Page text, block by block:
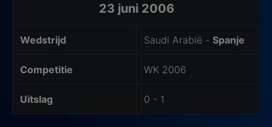
23 juni 2006
Wedstrijd Saudi Arabië - Spanje
Competitie WK 2006
Uitslag 0 - 1